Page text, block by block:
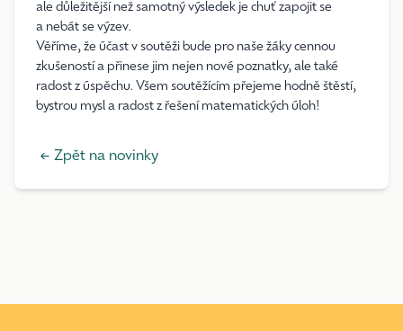
ale důležitější než samotný výsledek je chuť zapojit se
a nebát se výzev.
Věříme, že účast v soutěži bude pro naše žáky cennou
zkušeností a přinese jim nejen nové poznatky, ale také
radost z úspěchu. Všem soutěžícím přejeme hodně štěstí,
bystrou mysl a radost z řešení matematických úloh!
← Zpět na novinky